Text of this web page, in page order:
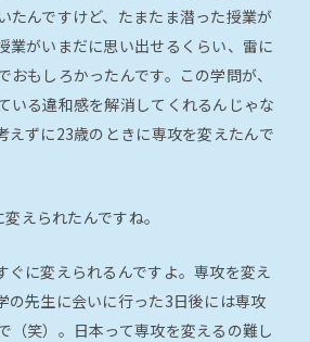
たんですけど、たまたま潜った授業が
業がいまだに思い出せるくらい、雷に
おもしろかったんです。この学問が、
いる違和感を解消してくれるんじゃな
えずに23歳のときに専攻を変えたんで
えられたんですね。
ぐに変えられるんですよ。専攻を変え
の先生に会いに行った3日後には専攻
（笑）。日本って専攻を変えるの難し